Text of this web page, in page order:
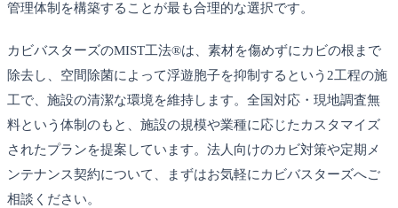
管理体制を構築することが最も合理的な選択です。
カビバスターズのMIST工法®は、素材を傷めずにカビの根まで
除去し、空間除菌によって浮遊胞子を抑制するという2工程の施
工で、施設の清潔な環境を維持します。全国対応・現地調査無
料という体制のもと、施設の規模や業種に応じたカスタマイズ
されたプランを提案しています。法人向けのカビ対策や定期メ
ンテナンス契約について、まずはお気軽にカビバスターズへご
相談ください。